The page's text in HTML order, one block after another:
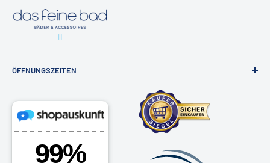
ÖFFNUNGSZEITEN
Osdorfer Landstraße 20, 22607 Hamburg